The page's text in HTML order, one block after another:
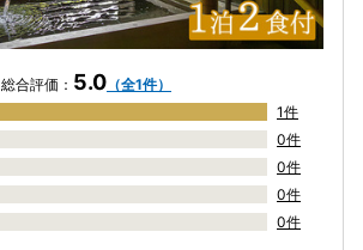
総合評価： 5.0 （全1件）
1件
0件
0件
0件
0件